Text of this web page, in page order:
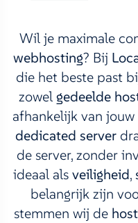
Wil je maximale
webhosting? Bij
die het beste past
zowelgedeelde
afhankelijk van jouw
dedicated server
de server, zonder
ideaal alsveiligheid,
belangrijk zijn
stemmen wij de